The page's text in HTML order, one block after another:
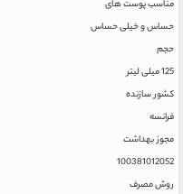
مناسب پوست های
حساس و خیلی حساس
حجم
125 میلی لیتر
کشور سازنده
فرانسه
مجوز بهداشت
100381012052
روش مصرف